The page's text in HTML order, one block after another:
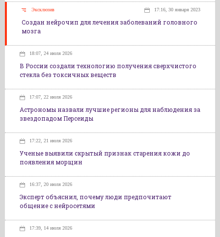
Эксклюзив 17:16, 30 января 2023
Создан нейрочип для лечения заболеваний головного
мозга
18:07, 24 июля 2026
В России создали технологию получения сверхчистого
стекла без токсичных веществ
17:07, 22 июля 2026
Астрономы назвали лучшие регионы для наблюдения за
звездопадом Персеиды
17:22, 21 июля 2026
Ученые выявили скрытый признак старения кожи до
появления морщин
16:37, 20 июля 2026
Эксперт объяснил, почему люди предпочитают
общение с нейросетями
17:39, 14 июля 2026